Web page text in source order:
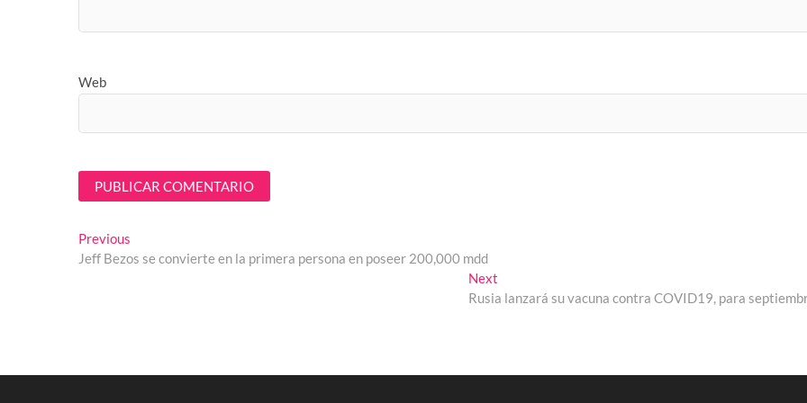
Web
Navegación
de
Previous
post:
Jeff Bezos se convierte en la primera persona en poseer 200,000 mdd
Next
post:
Rusia lanzará su vacuna contra COVID19, para